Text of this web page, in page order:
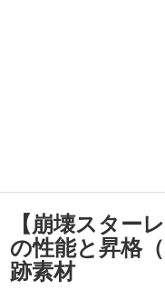
【崩壊スター
の性能と昇格
跡素材